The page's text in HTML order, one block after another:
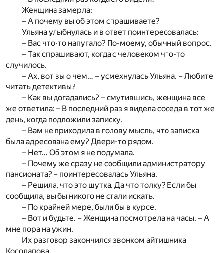
Женщина замерла:
– А почему вы об этом спрашиваете?
Ульяна улыбнулась и в ответ поинтересовалась:
– Вас что-то напугало? По-моему, обычный вопрос.
– Так спрашивают, когда с человеком что-то
случилось.
– Ах, вот вы о чем… – усмехнулась Ульяна. – Любите
читать детективы?
– Как вы догадались? – смутившись, женщина все
же ответила: – В последний раз я видела соседа в тот же
день, когда подложили записку.
– Вам не приходила в голову мысль, что записка
была адресована ему? Двери-то рядом.
– Нет… Об этом я не подумала.
– Почему же сразу не сообщили администратору
пансионата? – поинтересовалась Ульяна.
– Решила, что это шутка. Да что толку? Если бы
сообщила, вы бы никого не стали искать.
– По крайней мере, были бы в курсе.
– Вот и будьте. – Женщина посмотрела на часы. – А
мне пора на ужин.
Их разговор закончился звонком айтишника
Косолапова.